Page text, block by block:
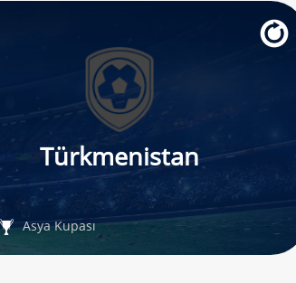
Türkmenistan
Asya Kupası